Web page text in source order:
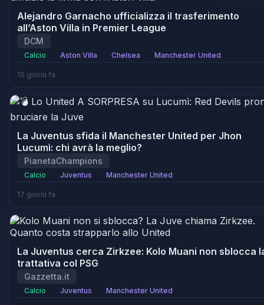
Alejandro Garnacho ufficializza il trasferimento
all’Aston Villa in Premier League
DCM
Calcio Aston Villa Chelsea Manchester United
15 giorni fa
La Juventus sfida il Manchester United per Jhon
Lucumì: chi avrà la meglio?
PianetaChampions
Calcio Juventus Manchester United
17 giorni fa
La Juventus cerca Zirkzee: Kolo Muani non sblocca
trattativa col PSG
Gazzetta.it
Calcio Juventus Manchester United